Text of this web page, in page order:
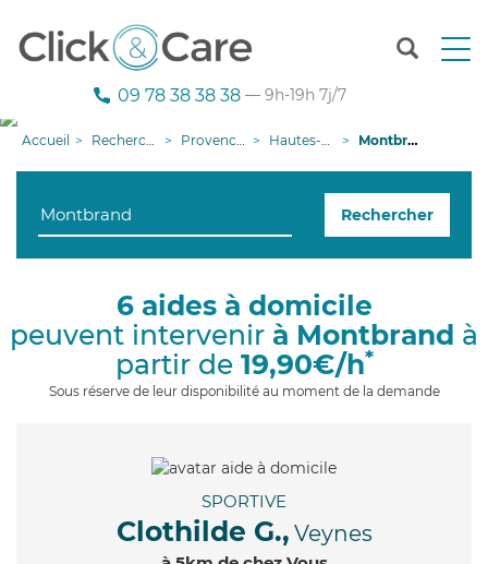
T
n
g
09 78 38 38 38 — 9h-19h 7j/7
Accueil Recherche aide à domicile Provence-Alpes-Côte d'Azur Hautes-Alpes Montbrand
Rechercher
6 aides à domicile
peuvent intervenir à Montbrand à
partir de 19,90€/h*
Sous réserve de leur disponibilité au moment de la demande
SPORTIVE
Clothilde G., Veynes